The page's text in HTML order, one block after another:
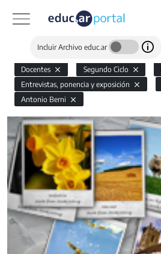
Incluir Archivo educ.ar
Docentes Segundo Ciclo
Entrevistas, ponencia y exposición
Antonio Berni